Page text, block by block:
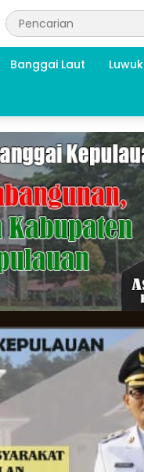
Banggai Laut Luwuk